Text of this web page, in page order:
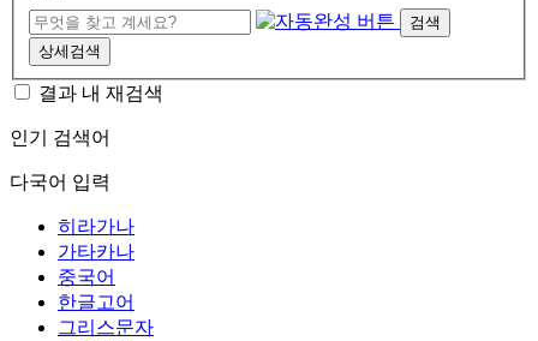
검색
상세검색
결과 내 재검색
인기 검색어
다국어 입력
히라가나
가타카나
중국어
한글고어
그리스문자